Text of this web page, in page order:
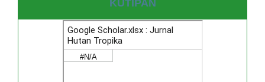
KUTIPAN